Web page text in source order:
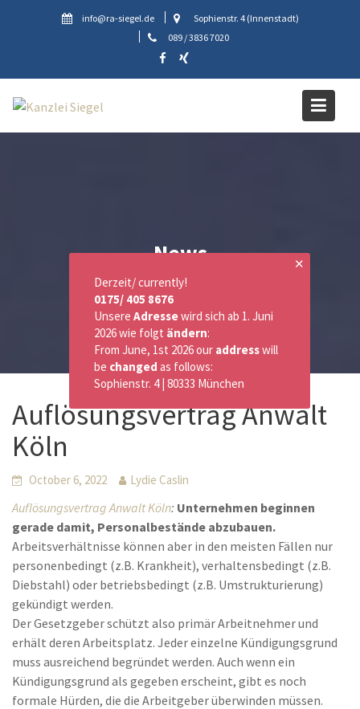
info@ra-siegel.de
Sophienstr. 4 (Innenstadt)
089 / 3836 7020
News
Auflösungsvertrag Anwalt
Köln
October 6, 2022 Lydie Caslin
Auflösungsvertrag Anwalt Köln: Unternehmen beginnen
gerade damit, Personalbestände abzubauen.
Arbeitsverhältnisse können aber in den meisten Fällen nur
personenbedingt (z.B. Krankheit), verhaltensbedingt (z.B.
Diebstahl) oder betriebsbedingt (z.B. Umstrukturierung)
gekündigt werden.
Der Gesetzgeber schützt also primär Arbeitnehmer und
erhält deren Arbeitsplatz. Jeder einzelne Kündigungsgrund
muss ausreichend begründet werden. Auch wenn ein
Kündigungsgrund als gegeben erscheint, gibt es noch
formale Hürden, die die Arbeitgeber überwinden müssen.
✕
Derzeit/ currently!
0175/ 405 8676
Unsere Adressewird sich ab 1. Juni
2026 wie folgt ändern:
From June, 1st 2026 our addresswill
be changed as follows:
Sophienstr. 4 | 80333 München